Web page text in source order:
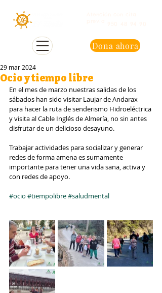
Dona ahora
Ocio y tiempo libre
29 mar 2024
En el mes de marzo nuestras salidas de los
sábados han sido visitar Laujar de Andarax
para hacer la ruta de senderismo Hidroeléctrica
y visita al Cable Inglés de Almería, no sin antes
disfrutar de un delicioso desayuno.
Trabajar actividades para socializar y generar
redes de forma amena es sumamente
importante para tener una vida sana, activa y
con redes de apoyo.
#ocio #tiempolibre#saludmental